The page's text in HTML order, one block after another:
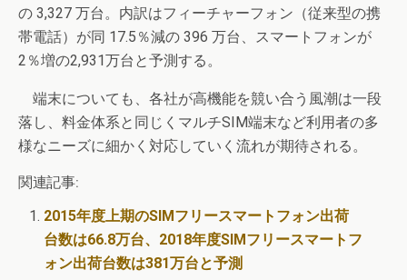
の 3,327 万台。内訳はフィーチャーフォン（従来型の携
帯電話）が同 17.5％減の 396 万台、スマートフォンが
2％増の2,931万台と予測する。
端末についても、各社が高機能を競い合う風潮は一段
落し、料金体系と同じくマルチSIM端末など利用者の多
様なニーズに細かく対応していく流れが期待される。
関連記事:
2015年度上期のSIMフリースマートフォン出荷
台数は66.8万台、2018年度SIMフリースマートフ
ォン出荷台数は381万台と予測